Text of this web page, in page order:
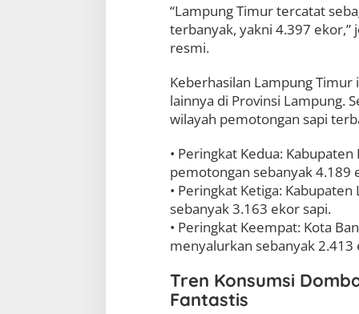
i
“Lampung Timur tercatat
terbanyak, yakni 4.397
resmi.
Keberhasilan Lampung
lainnya di Provinsi Lampung.
wilayah pemotongan sapi
• Peringkat Kedua:
pemotongan sebanyak 4.189
• Peringkat Ketiga:
sebanyak 3.163 ekor sapi.
• Peringkat Keempat: Kota
menyalurkan sebanyak 2.413
Tren Konsumsi
Fantastis